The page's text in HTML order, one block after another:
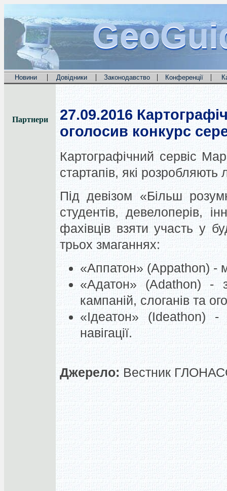
Новини | Довідники | Законодавство | Конференції |
Партнери 27.09.2016
оголосив конкурс
Картографічний сервіс
стартапів, які розробляють
Під девізом «Більш
студентів, девелоперів,
фахівців взяти участь у
трьох змаганнях:
«Аппатон» (Appathon) -
«Адатон» (Adathon) -
кампаній, слоганів та
«Ідеатон» (Ideathon) -
навігації.
Джерело: Вестник